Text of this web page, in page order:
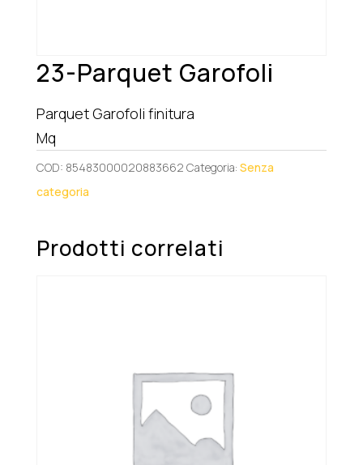
23-Parquet Garofoli
Parquet Garofoli finitura
Mq
COD: 85483000020883662 Categoria: Senza
categoria
Prodotti correlati